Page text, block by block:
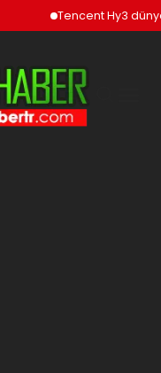
Tencent Hy3